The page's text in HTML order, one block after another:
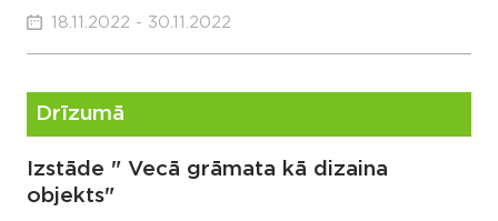
18.11.2022 - 30.11.2022
Drīzumā
Izstāde " Vecā grāmata kā dizaina
objekts"